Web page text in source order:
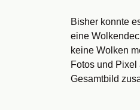
Bisher konnte
eine
keine Wolken
Fotos und
Gesamtbild